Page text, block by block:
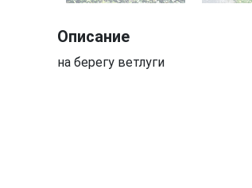
Описание
на берегу ветлуги